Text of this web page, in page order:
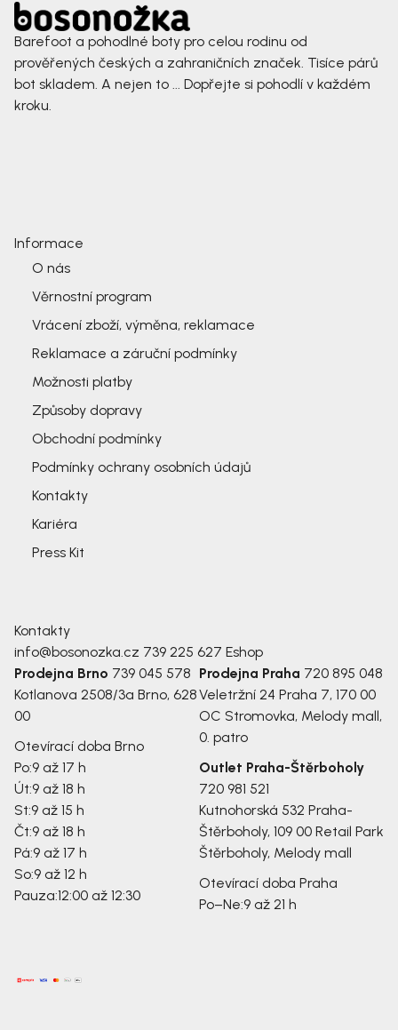
Barefoot a pohodlné boty pro celou rodinu od
prověřených českých a zahraničních značek. Tisíce párů
bot skladem. A nejen to ... Dopřejte si pohodlí v každém
kroku.
Informace
O nás
Věrnostní program
Vrácení zboží, výměna, reklamace
Reklamace a záruční podmínky
Možnosti platby
Způsoby dopravy
Obchodní podmínky
Podmínky ochrany osobních údajů
Kontakty
Kariéra
Press Kit
Kontakty
info@bosonozka.cz 739 225 627 Eshop
Prodejna Brno 739 045 578
Kotlanova 2508/3a Brno, 628
00
Otevírací doba Brno
Po:9 až 17 h
Út:9 až 18 h
St:9 až 15 h
Čt:9 až 18 h
Pá:9 až 17 h
So:9 až 12 h
Pauza:12:00 až 12:30
Prodejna Praha 720 895 048
Veletržní 24 Praha 7, 170 00
OC Stromovka, Melody mall,
0. patro
Outlet Praha-Štěrboholy
720 981 521
Kutnohorská 532 Praha-
Štěrboholy, 109 00 Retail Park
Štěrboholy, Melody mall
Otevírací doba Praha
Po–Ne:9 až 21 h